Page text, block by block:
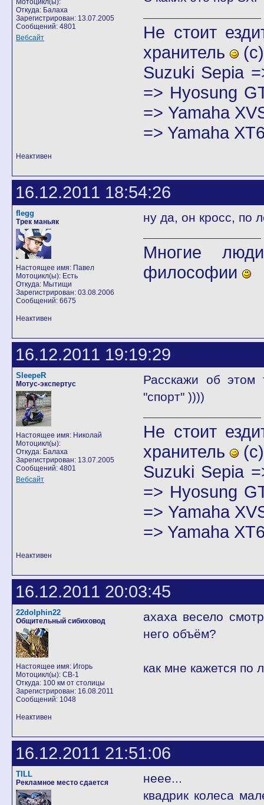
Мотоцикл(ы):
Откуда: Балаха
Зарегистрирован: 13.07.2005
Сообщений: 4801
Вебсайт
Не стоит
хранитель
(с)
Suzuki Sepia
=> Hyosung
=> Yamaha
=> Yamaha
Неактивен
16.12.2011 18:54:26
flegg
Трек маньяк
Настоящее имя: Павел
Мотоцикл(ы): Есть
Откуда: Мытищи
Зарегистрирован: 03.08.2006
Сообщений: 6675
ну да, он кросс, по
Многие
философии
Неактивен
16.12.2011 19:19:29
SleepeR
Мотус-экспертус
Настоящее имя: Николай
Мотоцикл(ы):
Откуда: Балаха
Зарегистрирован: 13.07.2005
Сообщений: 4801
Вебсайт
Расскажи об этом
"спорт" ))))
Не стоит
хранитель
(с)
Suzuki Sepia
=> Hyosung
=> Yamaha
=> Yamaha
Неактивен
16.12.2011 20:03:45
22dolphin22
Общительный сибиховод
Настоящее имя: Игорь
Мотоцикл(ы): CB-1
Откуда: 100 км от столицы
Зарегистрирован: 16.08.2011
Сообщений: 1048
ахаха весело
него объём?
как мне кажется по
Неактивен
16.12.2011 21:51:06
TILL
Рекламное место сдается
неее...
квадрик колеса